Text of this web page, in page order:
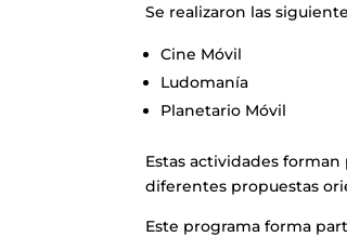
Se realizaron las
Cine Móvil
Ludomanía
Planetario Móvil
Estas actividades
diferentes propuestas
Este programa forma